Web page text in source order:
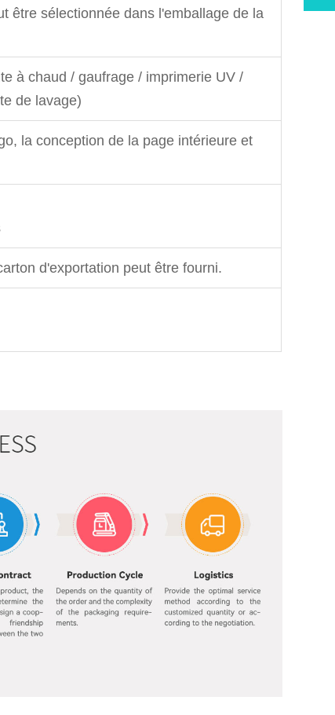
être sélectionnée dans l'emballage de la
à chaud / gaufrage / imprimerie UV /
de lavage)
la conception de la page intérieure et
d'exportation peut être fourni.